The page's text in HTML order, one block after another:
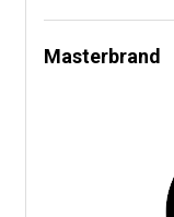
Masterbrand